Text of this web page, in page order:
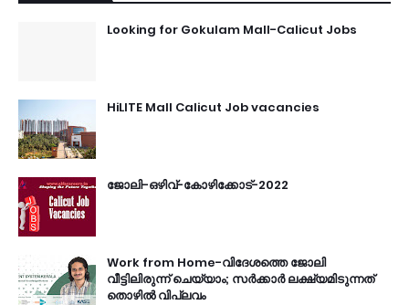
Looking for Gokulam Mall-Calicut Jobs
HiLITE Mall Calicut Job vacancies
ജോലി-ഒഴിവ്-കോഴിക്കോട്-2022
Work from Home-വിദേശത്തെ ജോലി
വീട്ടിലിരുന്ന് ചെയ്യാം; സർക്കാർ ലക്ഷ്യമിടുന്നത്
തൊഴിൽ വിപ്ലവം